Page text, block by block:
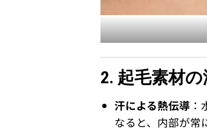
2. 起毛素材
汗による熱伝導
なると、内部が常